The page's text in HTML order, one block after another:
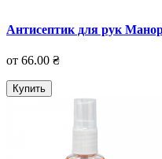
Антисептик для рук
от 66.00 ₴
Купить